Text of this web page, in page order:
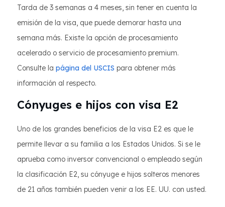
Tarda de 3 semanas a 4 meses, sin tener en cuenta la
emisión de la visa, que puede demorar hasta una
semana más. Existe la opción de procesamiento
acelerado o servicio de procesamiento premium.
Consulte la página del USCIS para obtener más
información al respecto.
Cónyuges e hijos con visa E2
Uno de los grandes beneficios de la visa E2 es que le
permite llevar a su familia a los Estados Unidos. Si se le
aprueba como inversor convencional o empleado según
la clasificación E2, su cónyuge e hijos solteros menores
de 21 años también pueden venir a los EE. UU. con usted.